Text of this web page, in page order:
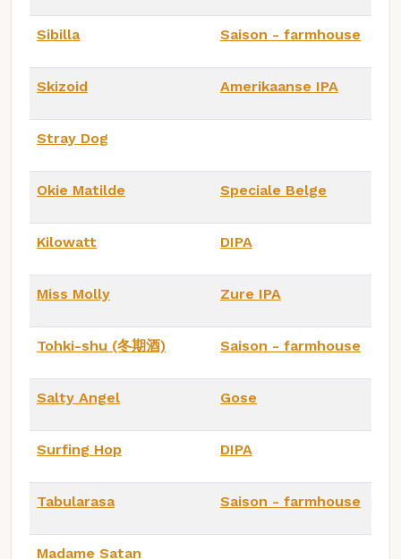
Sibilla Saison - farmhouse
Skizoid Amerikaanse IPA
Stray Dog
Okie Matilde Speciale Belge
Kilowatt DIPA
Miss Molly Zure IPA
Tohki-shu (冬期酒) Saison - farmhouse
Salty Angel Gose
Surfing Hop DIPA
Tabularasa Saison - farmhouse
Madame Satan